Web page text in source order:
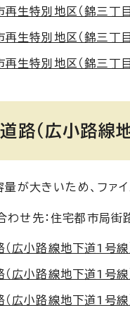
再生特別地区（錦三
再生特別地区（錦三
再生特別地区（錦三
路（広小路線
量が大きいため、フ
わせ先：住宅都市
（広小路線地下道1号
広小路線地下道1号
（広小路線地下道1号